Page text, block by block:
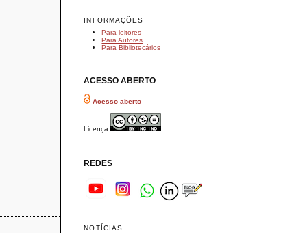
INFORMAÇÕES
Para leitores
Para Autores
Para Bibliotecários
ACESSO ABERTO
Acesso aberto
Licença
REDES
NOTÍCIAS